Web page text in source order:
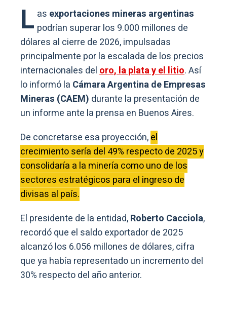
L as exportaciones mineras argentinas
podrían superar los 9.000 millones de
dólares al cierre de 2026, impulsadas
principalmente por la escalada de los precios
internacionales deloro, la plata y el litio. Así
lo informó la Cámara Argentina de Empresas
Mineras (CAEM) durante la presentación de
un informe ante la prensa en Buenos Aires.
De concretarse esa proyección,el
crecimiento sería del 49% respecto de 2025 y
consolidaría a la minería como uno de los
sectores estratégicos para el ingreso de
divisas al país.
El presidente de la entidad,Roberto Cacciola,
recordó que el saldo exportador de 2025
alcanzó los 6.056 millones de dólares, cifra
que ya había representado un incremento del
30% respecto del año anterior.